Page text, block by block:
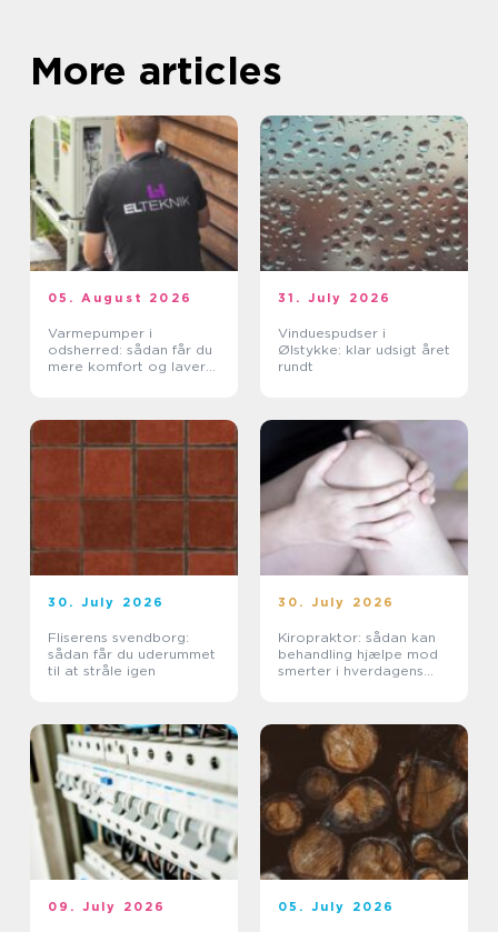
More articles
05. August 2026
Varmepumper i
odsherred: sådan får du
mere komfort og lavere
31. July 2026
Vinduespudser i
Ølstykke: klar udsigt året
rundt
30. July 2026
Fliserens svendborg:
sådan får du uderummet
til at stråle igen
30. July 2026
Kiropraktor: sådan kan
behandling hjælpe mod
smerter i hverdagens
09. July 2026 05. July 2026